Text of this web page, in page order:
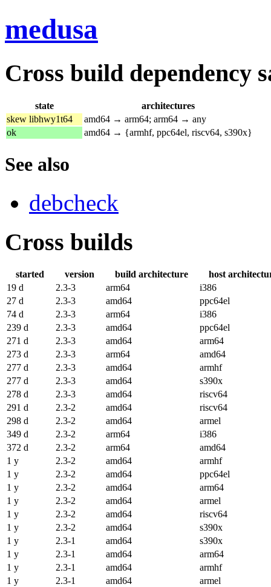
medusa
Cross build dependency
state
architectures
skew libhwy1t64
amd64 → arm64; arm64 → any
ok
amd64 → {armhf, ppc64el, riscv64, s390x}
See also
debcheck
Cross builds
started version build architecture
host
19 d
2.3-3 arm64
i386
27 d
2.3-3 amd64
ppc64el
74 d
2.3-3 arm64
i386
239 d
2.3-3 amd64
ppc64el
271 d
2.3-3 amd64
arm64
273 d
2.3-3 arm64
amd64
277 d
2.3-3 amd64
armhf
277 d
2.3-3 amd64
s390x
278 d
2.3-3 amd64
riscv64
291 d
2.3-2 amd64
riscv64
298 d
2.3-2 amd64
armel
349 d
2.3-2 arm64
i386
372 d
2.3-2 arm64
amd64
1 y
2.3-2 amd64
armhf
1 y
2.3-2 amd64
ppc64el
1 y
2.3-2 amd64
arm64
1 y
2.3-2 amd64
armel
1 y
2.3-2 amd64
riscv64
1 y
2.3-2 amd64
s390x
1 y
2.3-1 amd64
s390x
1 y
2.3-1 amd64
arm64
1 y
2.3-1 amd64
armhf
1 y
2.3-1 amd64
armel